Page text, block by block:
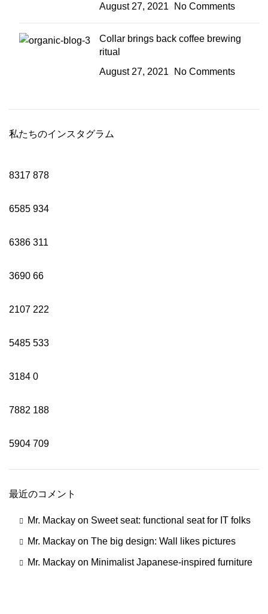
August 27, 2021 No Comments
Collar brings back coffee brewing
ritual
August 27, 2021
No Comments
私たちのインスタグラム
8317 878
6585 934
6386 311
3690 66
2107 222
5485 533
3184 0
7882 188
5904 709
最近のコメント
Mr. Mackay on Sweet seat: functional seat for IT folks
Mr. Mackay on The big design: Wall likes pictures
Mr. Mackay on Minimalist Japanese-inspired furniture